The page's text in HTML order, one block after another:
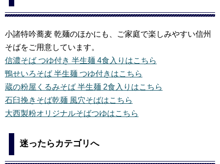
小諸特吟蕎麦 乾麺のほかにも、ご家庭で楽しみやすい信州
そばをご用意しています。
信濃そば つゆ付き 半生麺 4食入りはこちら
鴨せいろそば 半生麺 つゆ付きはこちら
蔵の粉屋くるみそば 半生麺 2食入りはこちら
石臼挽きそば乾麺 風穴そばはこちら
大西製粉オリジナルそばつゆはこちら
迷ったらカテゴリへ